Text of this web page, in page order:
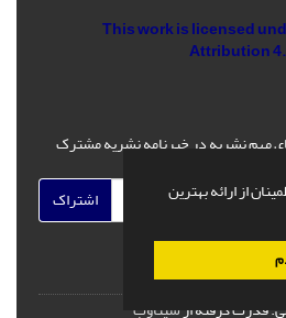
از ارائه بهترین
This work is licensed
Attribution
مهم نشریه در خبرنامه نشریه مشترک
اشتراک
قدرت گرفته ازسیناوب